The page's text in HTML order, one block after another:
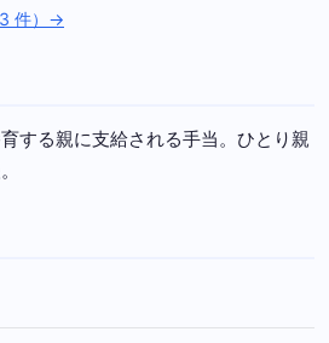
件）→
する親に支給される手当。ひとり親